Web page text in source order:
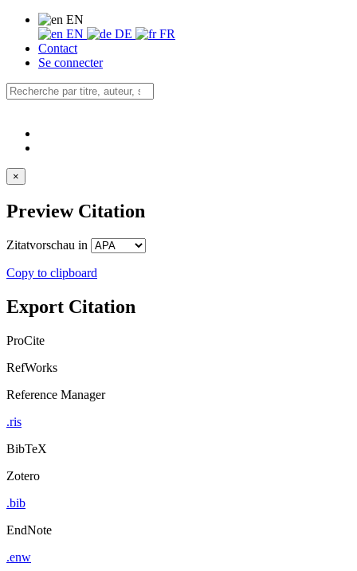
EN
EN
DE
FR
Contact
Se connecter
×
Preview Citation
Zitatvorschau in
Copy to clipboard
Export Citation
ProCite
RefWorks
Reference Manager
.ris
BibTeX
Zotero
.bib
EndNote
.enw